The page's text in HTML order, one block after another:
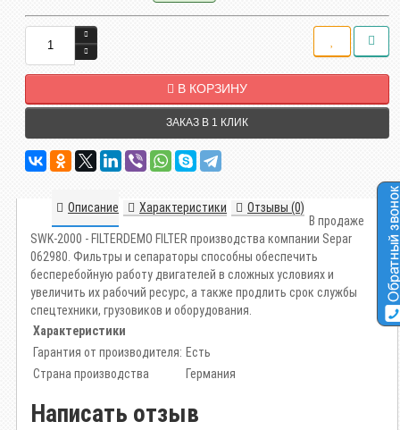
В КОРЗИНУ
ЗАКАЗ В 1 КЛИК
Описание Характеристики
Отзывы (0)
В продаже
SWK-2000 - FILTERDEMO FILTER производства компании Separ
062980. Фильтры и сепараторы способны обеспечить
бесперебойную работу двигателей в сложных условиях и
увеличить их рабочий ресурс, а также продлить срок службы
спецтехники, грузовиков и оборудования.
Характеристики
Гарантия от производителя: Есть
Страна производства
Германия
Написать отзыв